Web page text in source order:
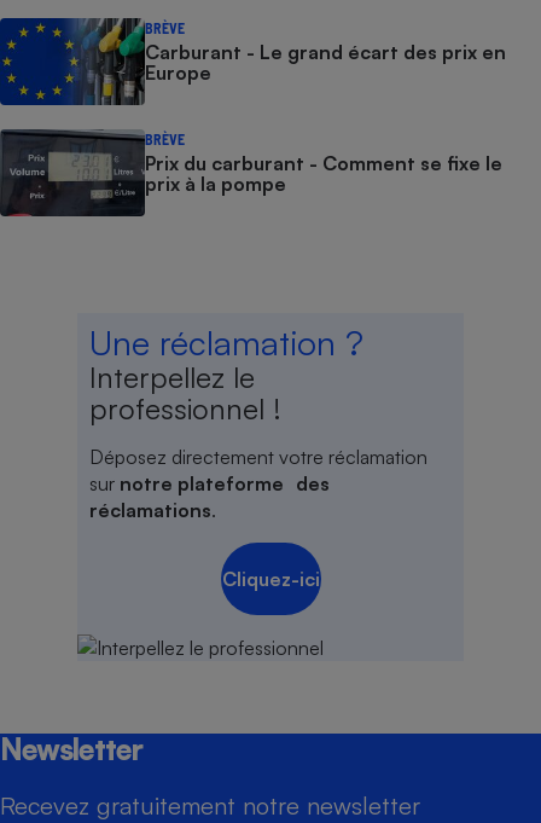
BRÈVE
Carburant - Le grand écart des prix en
Europe
BRÈVE
Prix du carburant - Comment se fixe le
prix à la pompe
Une réclamation ?
Interpellez le
professionnel !
Déposez directement votre réclamation
sur notre plateforme des
réclamations.
Cliquez-ici
Newsletter
Recevez gratuitement notre newsletter